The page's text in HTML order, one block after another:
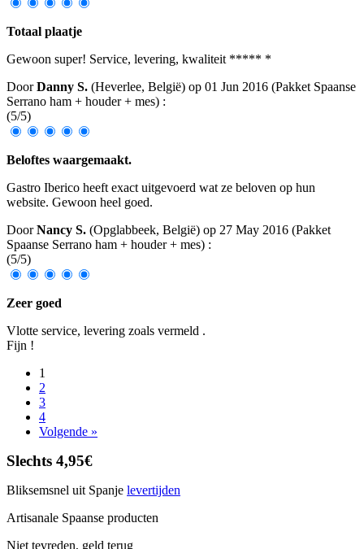
Totaal plaatje
Gewoon super! Service, levering, kwaliteit ***** *
DoorDanny S. (Heverlee, België) op 01 Jun 2016 (Pakket Spaanse
Serrano ham + houder + mes) :
(5/5)
Beloftes waargemaakt.
Gastro Iberico heeft exact uitgevoerd wat ze beloven op hun
website. Gewoon heel goed.
DoorNancy S. (Opglabbeek, België) op 27 May 2016 (Pakket
Spaanse Serrano ham + houder + mes) :
(5/5)
Zeer goed
Vlotte service, levering zoals vermeld .
Fijn !
1
2
3
4
Volgende »
Slechts 4,95€
Bliksemsnel uit Spanje levertijden
Artisanale Spaanse producten
Niet tevreden, geld terug